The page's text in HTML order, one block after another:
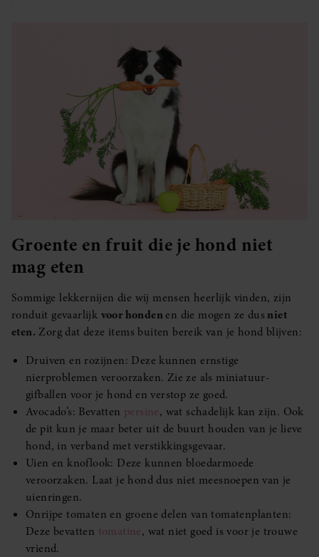
Groente en fruit die je hond niet
mag eten
Sommige lekkernijen die wij mensen heerlijk vinden, zijn
ronduit gevaarlijk voor hondenen die mogen ze dus niet
eten. Zorg dat deze items buiten bereik van je hond blijven:
Druiven en rozijnen: Deze kunnen ernstige
nierproblemen veroorzaken. Zie ze als miniatuur-
gifballen voor je hond en verstop ze goed.
Avocado’s: Bevatten persine, wat schadelijk kan zijn. Ook
de pit kun je maar beter uit de buurt houden van je lieve
hond, in verband met verstikkingsgevaar.
Uien en knoflook: Deze kunnen bloedarmoede
veroorzaken. Laat je hond dus niet meesnoepen van je
uienringen.
Onrijpe tomaten en groene delen van tomatenplanten:
Deze bevatten tomatine, wat niet goed is voor je trouwe
vriend.